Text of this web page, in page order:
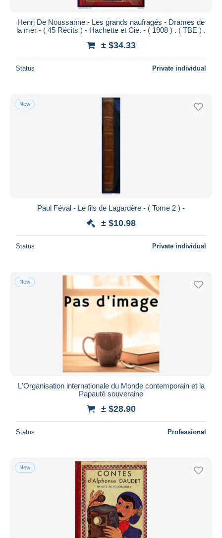
Henri De Noussanne - Les grands naufragés - Drames de
la mer - ( 45 Récits ) - Hachette et Cie. - ( 1908 ) . ( TBE ) .
± $34.33
Status Private individual
New
Paul Féval - Le fils de Lagardère - ( Tome 2 ) -
± $10.98
Status Private individual
New
L'Organisation internationale du Monde contemporain et la
Papauté souveraine
± $28.90
Status Professional
New